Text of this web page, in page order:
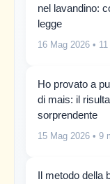
nel lavandino:
legge
16 Mag 2026 •
Ho provato a
di mais: il
sorprendente
15 Mag 2026 • 9
Il metodo della